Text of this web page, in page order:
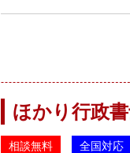
ほかり行政
相談無料 全国対応